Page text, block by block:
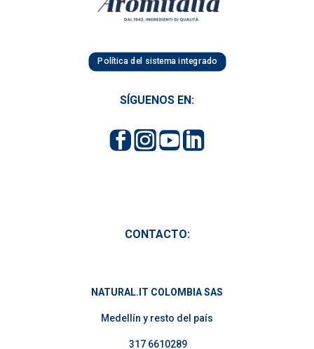
Política del sistema integrado
SÍGUENOS EN:
CONTACTO:
NATURAL.IT COLOMBIA SAS
Medellín y resto del país
317 6610289